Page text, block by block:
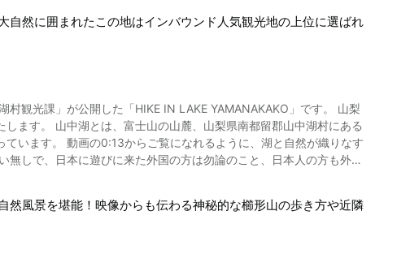
然に囲まれたこの地はインバウンド人気観光地の上位に選ばれ
観光課」が公開した「HIKE IN LAKE YAMANAKAKO」です。 山梨
中湖村にある
と自然が織りなす
しで、日本に遊びに来た外国の方は勿論のこと、日本人の方も外せ
のは感動の一言。 人気のハイキングルートは、
』『石割山ハイキングコース』『太平山ハイキングコース』で、そ
とが出来るので、ぜひ動画を参考に、好みのコースをお選びくださ
風景を堪能！映像からも伝わる神秘的な櫛形山の歩き方や近隣